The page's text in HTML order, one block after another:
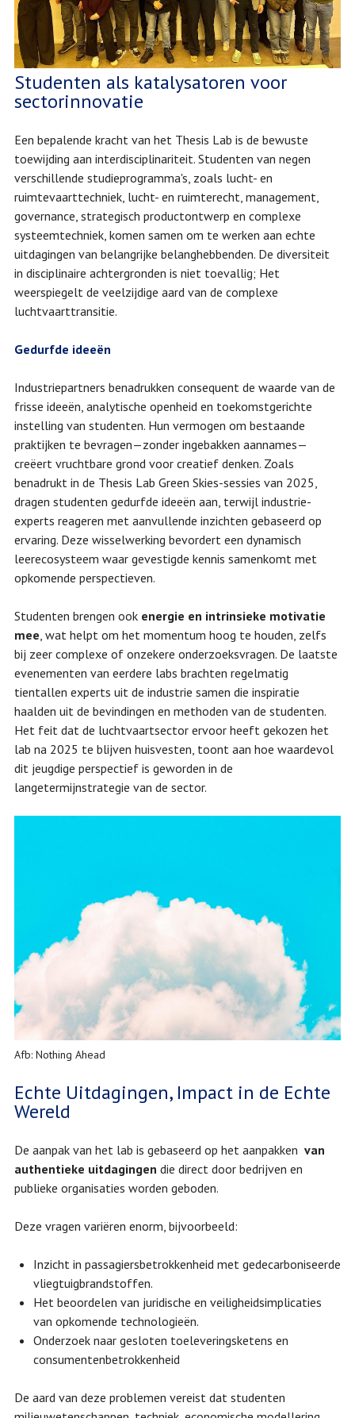
Studenten als katalysatoren voor
sectorinnovatie
Een bepalende kracht van het Thesis Lab is de bewuste
toewijding aan interdisciplinariteit. Studenten van negen
verschillende studieprogramma's, zoals lucht- en
ruimtevaarttechniek, lucht- en ruimterecht, management,
governance, strategisch productontwerp en complexe
systeemtechniek, komen samen om te werken aan echte
uitdagingen van belangrijke belanghebbenden. De diversiteit
in disciplinaire achtergronden is niet toevallig; Het
weerspiegelt de veelzijdige aard van de complexe
luchtvaarttransitie.
Gedurfde ideeën
Industriepartners benadrukken consequent de waarde van de
frisse ideeën, analytische openheid en toekomstgerichte
instelling van studenten. Hun vermogen om bestaande
praktijken te bevragen—zonder ingebakken aannames—
creëert vruchtbare grond voor creatief denken. Zoals
benadrukt in de Thesis Lab Green Skies-sessies van 2025,
dragen studenten gedurfde ideeën aan, terwijl industrie-
experts reageren met aanvullende inzichten gebaseerd op
ervaring. Deze wisselwerking bevordert een dynamisch
leerecosysteem waar gevestigde kennis samenkomt met
opkomende perspectieven.
Studenten brengen ook energie en intrinsieke motivatie
mee , wat helpt om het momentum hoog te houden, zelfs
bij zeer complexe of onzekere onderzoeksvragen. De laatste
evenementen van eerdere labs brachten regelmatig
tientallen experts uit de industrie samen die inspiratie
haalden uit de bevindingen en methoden van de studenten.
Het feit dat de luchtvaartsector ervoor heeft gekozen het
lab na 2025 te blijven huisvesten, toont aan hoe waardevol
dit jeugdige perspectief is geworden in de
langetermijnstrategie van de sector.
Afb: Nothing Ahead
Echte Uitdagingen, Impact in de Echte
Wereld
De aanpak van het lab is gebaseerd op het aanpakken van
authentieke uitdagingen die direct door bedrijven en
publieke organisaties worden geboden.
Deze vragen variëren enorm, bijvoorbeeld:
Inzicht in passagiersbetrokkenheid met gedecarboniseerde
vliegtuigbrandstoffen.
Het beoordelen van juridische en veiligheidsimplicaties
van opkomende technologieën.
Onderzoek naar gesloten toeleveringsketens en
consumentenbetrokkenheid
De aard van deze problemen vereist dat studenten